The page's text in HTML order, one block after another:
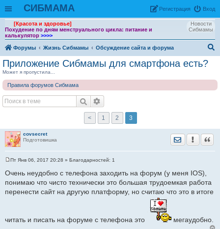
СИБМАМА Вход
Рeгиcтpaция
Новости
Сибмамы
[Красота и здоровье]
Похудение по дням менструального цикла: питание и
калькулятор >>>>
Форумы Жизнь Сибмамы
Обсуждение сайта и форума
Приложение Сибмамы для смартфона есть?
Может я пропустила...
Правила форумов Сибмама
< 1 2 3
covsecret
Подготовишка
Отправить
о
б
е
Пт Янв 06, 2017 20:28 » Благодарностей: 1
Очень неудобно с телефона заходить на форум (у меня IOS),
понимаю что чисто технически это большая трудоемкая работа
перенести сайт на другую платформу, но считаю что это в итоге
читать и писать на форуме с телефона это мегаудобно.